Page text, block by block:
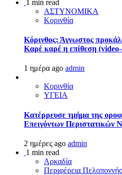
1 min read
ΑΣΤΥΝΟΜΙΚΑ
Κορινθία
Κόρινθος: Άγνωστος
Καρέ καρέ η επίθεση
1 ημέρα ago admin
Κορινθία
ΥΓΕΙΑ
Kατέρρευσε τμήμα της
Επειγόντων Περιστατικών
2 ημέρες ago admin
1 min read
Αρκαδία
Περιφέρεια